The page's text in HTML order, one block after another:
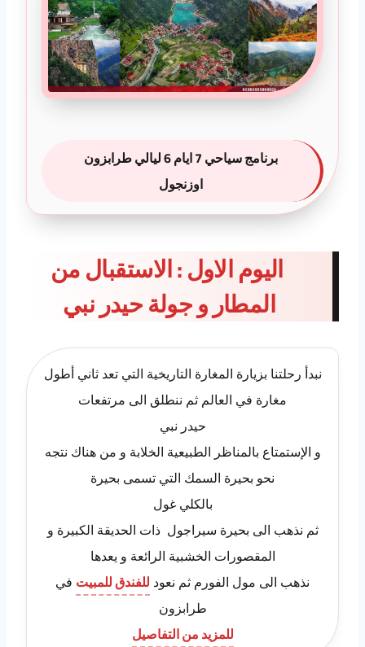
برنامج سياحي 7 ايام 6 ليالي طرابزون
اوزنجول
اليوم الاول : الاستقبال من
المطار و جولة حيدر نبي
نبدأ رحلتنا بزيارة المغارة التاريخية التي تعد ثاني أطول
مغارة في العالم ثم ننطلق الى مرتفعات
حيدر نبي
و الإستمتاع بالمناظر الطبيعية الخلابة و من هناك نتجه
نحو بحيرة السمك التي تسمى بحيرة
بالكلي غول
ثم نذهب الى بحيرة سيراجول ذات الحديقة الكبيرة و
المقصورات الخشبية الرائعة و يعدها
نذهب الى مول الفورم ثم نعود للفندق للمبيت في
طرابزون
للمزيد من التفاصيل